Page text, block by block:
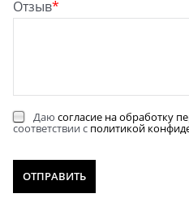
Отзыв
Даю согласие на обработку
соответствии с политикой